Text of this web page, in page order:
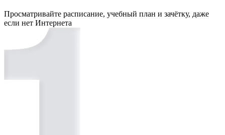
Просматривайте расписание, учебный план и зачётку, даже
если нет Интернета